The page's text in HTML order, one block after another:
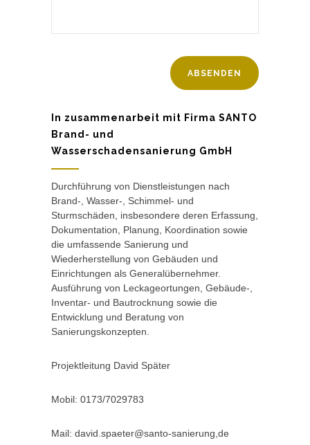
In zusammenarbeit mit Firma SANTO
Brand- und
Wasserschadensanierung GmbH
Durchführung von Dienstleistungen nach
Brand-, Wasser-, Schimmel- und
Sturmschäden, insbesondere deren Erfassung,
Dokumentation, Planung, Koordination sowie
die umfassende Sanierung und
Wiederherstellung von Gebäuden und
Einrichtungen als Generalübernehmer.
Ausführung von Leckageortungen, Gebäude-,
Inventar- und Bautrocknung sowie die
Entwicklung und Beratung von
Sanierungskonzepten.
Projektleitung David Später
Mobil: 0173/7029783
Mail: david.spaeter@santo-sanierung,de